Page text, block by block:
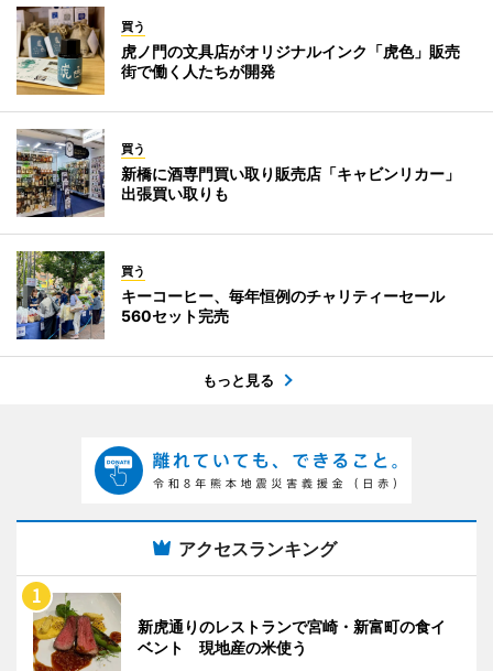
買う
虎ノ門の文具店がオリジナルインク「虎色」販売
街で働く人たちが開発
買う
新橋に酒専門買い取り販売店「キャビンリカー」
出張買い取りも
買う
キーコーヒー、毎年恒例のチャリティーセール
560セット完売
もっと見る
アクセスランキング
新虎通りのレストランで宮崎・新富町の食イ
ベント 現地産の米使う